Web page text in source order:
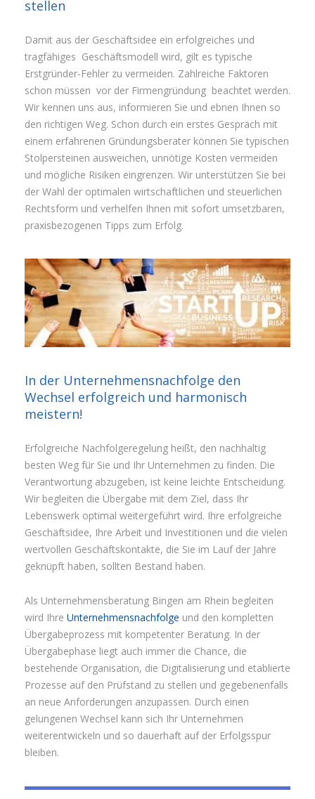
stellen
Damit aus der Geschäftsidee ein erfolgreiches und
tragfähiges Geschäftsmodell wird, gilt es typische
Erstgründer-Fehler zu vermeiden. Zahlreiche Faktoren
schon müssen vor der Firmengründung beachtet werden.
Wir kennen uns aus, informieren Sie und ebnen Ihnen so
den richtigen Weg. Schon durch ein erstes Gespräch mit
einem erfahrenen Gründungsberater können Sie typischen
Stolpersteinen ausweichen, unnötige Kosten vermeiden
und mögliche Risiken eingrenzen. Wir unterstützen Sie bei
der Wahl der optimalen wirtschaftlichen und steuerlichen
Rechtsform und verhelfen Ihnen mit sofort umsetzbaren,
praxisbezogenen Tipps zum Erfolg.
In der Unternehmensnachfolge den
Wechsel erfolgreich und harmonisch
meistern!
Erfolgreiche Nachfolgeregelung heißt, den nachhaltig
besten Weg für Sie und Ihr Unternehmen zu finden. Die
Verantwortung abzugeben, ist keine leichte Entscheidung.
Wir begleiten die Übergabe mit dem Ziel, dass Ihr
Lebenswerk optimal weitergeführt wird. Ihre erfolgreiche
Geschäftsidee, Ihre Arbeit und Investitionen und die vielen
wertvollen Geschäftskontakte, die Sie im Lauf der Jahre
geknüpft haben, sollten Bestand haben.
Als Unternehmensberatung Bingen am Rhein begleiten
wird Ihre Unternehmensnachfolge und den kompletten
Übergabeprozess mit kompetenter Beratung. In der
Übergabephase liegt auch immer die Chance, die
bestehende Organisation, die Digitalisierung und etablierte
Prozesse auf den Prüfstand zu stellen und gegebenenfalls
an neue Anforderungen anzupassen. Durch einen
gelungenen Wechsel kann sich Ihr Unternehmen
weiterentwickeln und so dauerhaft auf der Erfolgsspur
bleiben.